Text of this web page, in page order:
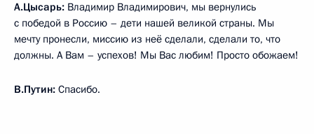
А.Цысарь: Владимир Владимирович, мы вернулись
с победой в Россию – дети нашей великой страны. Мы
мечту пронесли, миссию из неё сделали, сделали то, что
должны. А Вам – успехов! Мы Вас любим! Просто обожаем!
В.Путин: Спасибо.